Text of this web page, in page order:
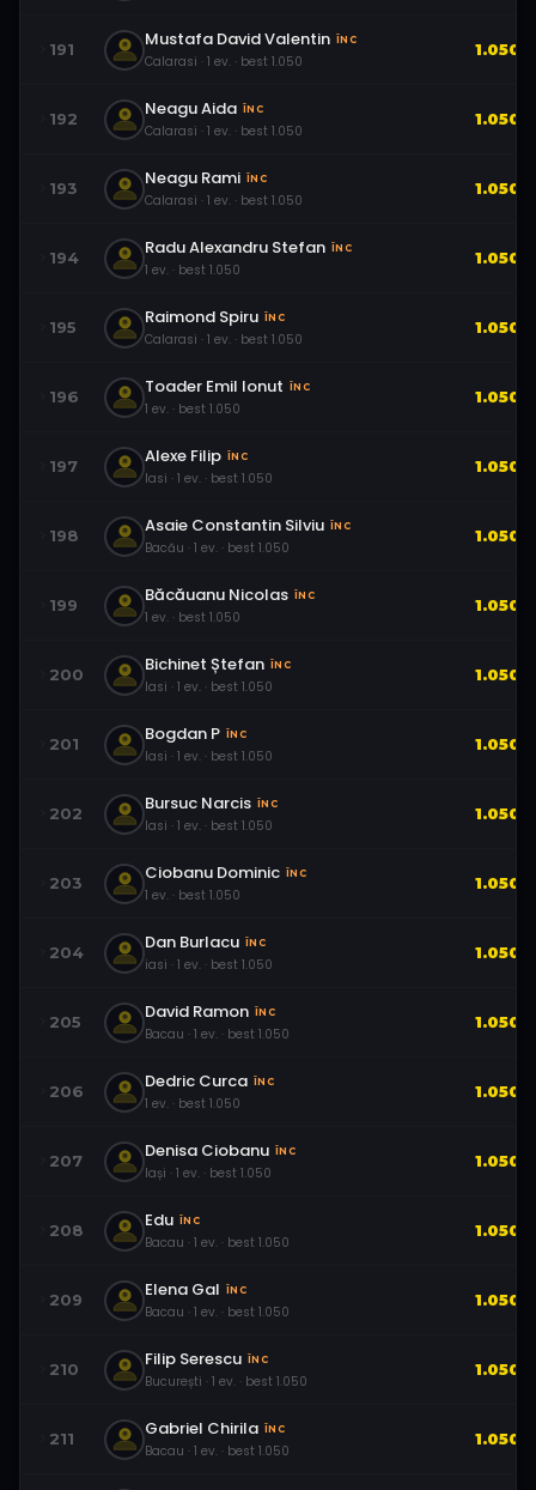
191 Mustafa David Valentin ÎNC
Calarasi · 1 ev. · best 1.050
1.050
192 Neagu Aida ÎNC
Calarasi · 1 ev. · best 1.050
1.050
193 Neagu Rami ÎNC
Calarasi · 1 ev. · best 1.050
1.050
194 Radu Alexandru Stefan ÎNC
1 ev. · best 1.050
1.050
195 Raimond Spiru ÎNC
Calarasi · 1 ev. · best 1.050
1.050
196 Toader Emil Ionut ÎNC
1 ev. · best 1.050
1.050
197 Alexe Filip ÎNC
Iasi · 1 ev. · best 1.050
1.050
198 Asaie Constantin Silviu ÎNC
Bacău · 1 ev. · best 1.050
1.050
199 Băcăuanu Nicolas ÎNC
1 ev. · best 1.050
1.050
200 Bichinet Ștefan ÎNC
Iasi · 1 ev. · best 1.050
1.050
201 Bogdan P ÎNC
Iasi · 1 ev. · best 1.050
1.050
202 Bursuc Narcis ÎNC
Iasi · 1 ev. · best 1.050
1.050
203 Ciobanu Dominic ÎNC
1 ev. · best 1.050
1.050
204 Dan Burlacu ÎNC
iasi · 1 ev. · best 1.050
1.050
205 David Ramon ÎNC
Bacau · 1 ev. · best 1.050
1.050
206 Dedric Curca ÎNC
1 ev. · best 1.050
1.050
207 Denisa Ciobanu ÎNC
Iași · 1 ev. · best 1.050
1.050
208 Edu ÎNC
Bacau · 1 ev. · best 1.050
1.050
209 Elena Gal ÎNC
Bacau · 1 ev. · best 1.050
1.050
210 Filip Serescu ÎNC
București · 1 ev. · best 1.050
1.050
211 Gabriel Chirila ÎNC
Bacau · 1 ev. · best 1.050
1.050